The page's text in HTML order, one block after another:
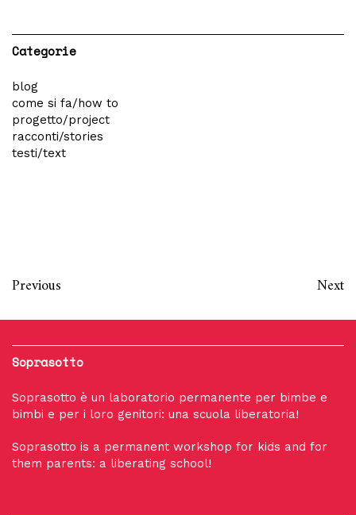
Categorie
blog
come si fa/how to
progetto/project
racconti/stories
testi/text
Previous Next
Soprasotto
Soprasotto è un laboratorio permanente per bimbe e
bimbi e per i loro genitori: una scuola liberatoria!
Soprasotto is a permanent workshop for kids and for
them parents: a liberating school!